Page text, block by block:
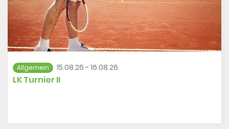
DUSJuniorOpen
Allgemein 15.08.26 - 16.08.26
LK Turnier II